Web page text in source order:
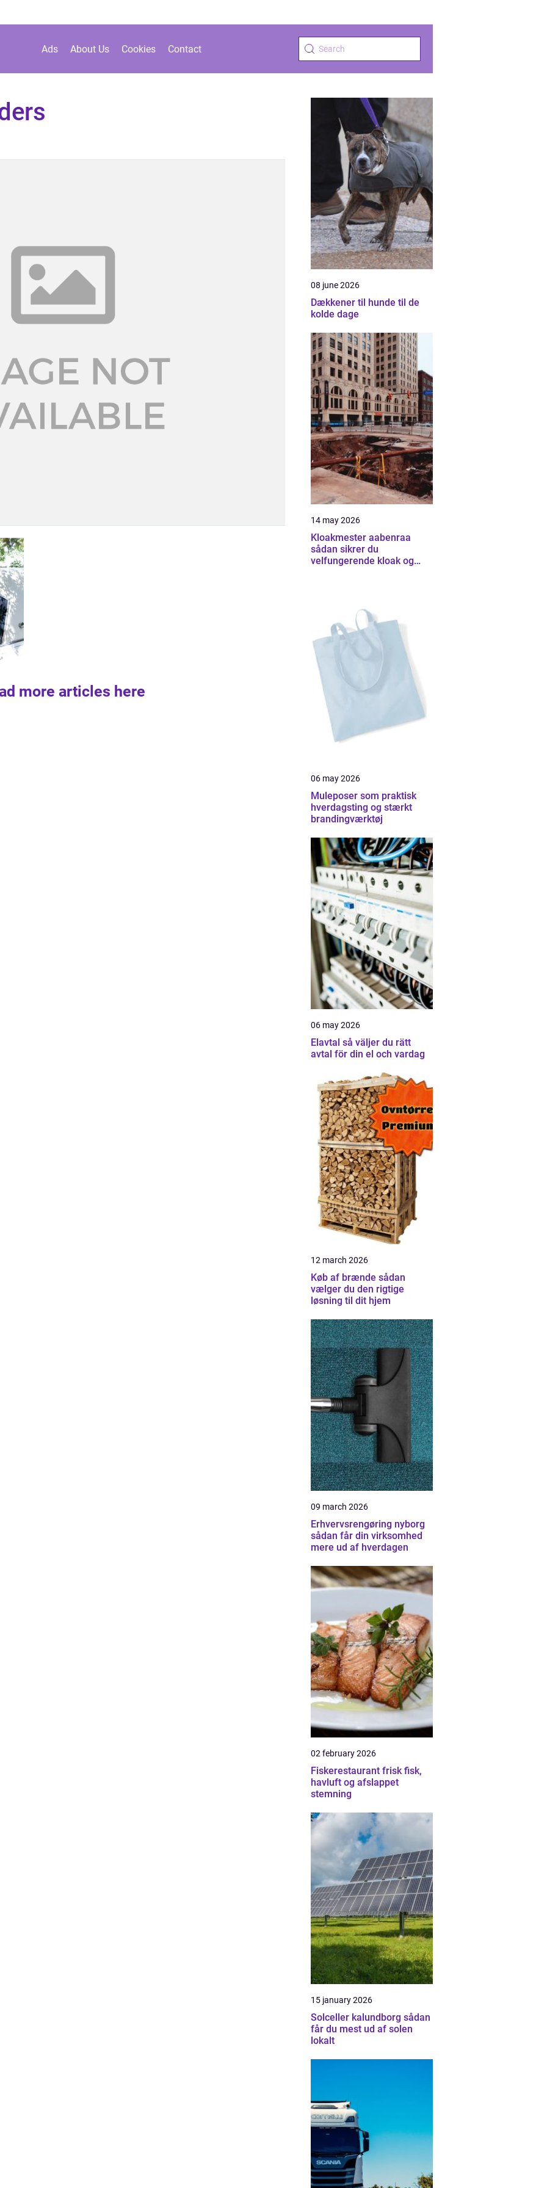
Ads About Us Cookies Contact
more articles here
08 june 2026
Dækkener til hunde til de
kolde dage
14 may 2026
Kloakmester aabenraa
sådan sikrer du
velfungerende kloak og
06 may 2026
Muleposer som praktisk
hverdagsting og stærkt
brandingværktøj
06 may 2026
Elavtal så väljer du rätt
avtal för din el och vardag
12 march 2026
Køb af brænde sådan
vælger du den rigtige
løsning til dit hjem
09 march 2026
Erhvervsrengøring nyborg
sådan får din virksomhed
mere ud af hverdagen
02 february 2026
Fiskerestaurant frisk fisk,
havluft og afslappet
stemning
15 january 2026
Solceller kalundborg sådan
får du mest ud af solen
lokalt